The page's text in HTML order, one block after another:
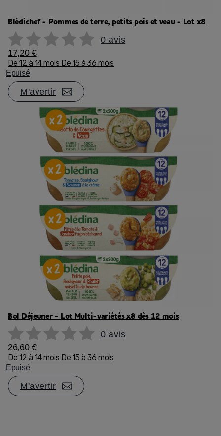
Blédichef - Pommes de terre, petits pois et veau - Lot x8
0 avis
17,20 €
De 12 à 14 mois De 15 à 36 mois
Epuisé
M'avertir
Bol Déjeuner - Lot Multi-variétés x8 dès 12 mois
0 avis
26,60 €
De 12 à 14 mois De 15 à 36 mois
Epuisé
M'avertir